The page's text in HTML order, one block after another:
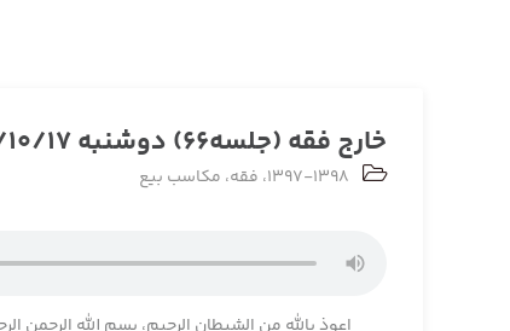
خارج فقه (جلسه66) دوشنبه 1397/10/17
1397-1398، فقه، مکاسب بیع